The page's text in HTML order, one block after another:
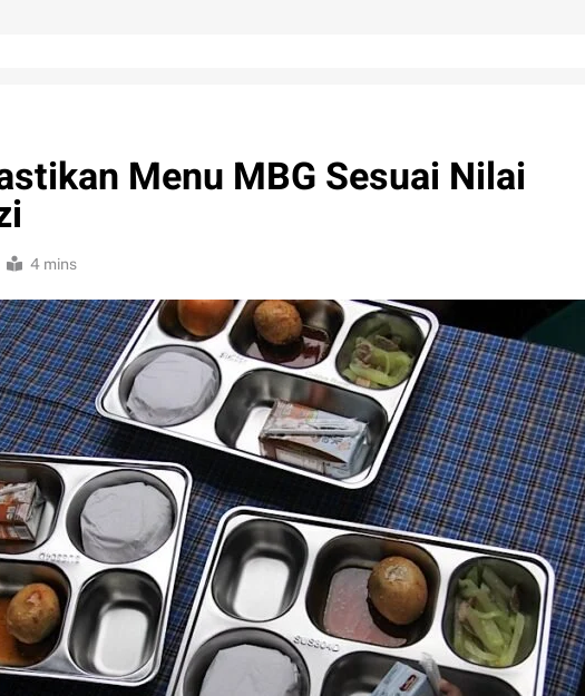
Menu MBG Sesuai Nilai
4 mins